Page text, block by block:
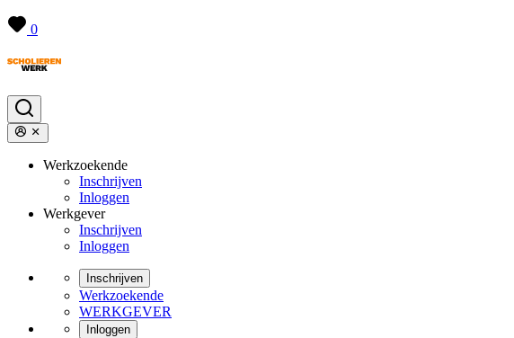
0
Werkzoekende
Inschrijven
Inloggen
Werkgever
Inschrijven
Inloggen
Inschrijven
Werkzoekende
WERKGEVER
Inloggen